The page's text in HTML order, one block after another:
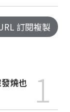
訂閱複製
1